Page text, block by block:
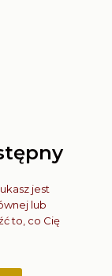
jest
lub
to, co Cię